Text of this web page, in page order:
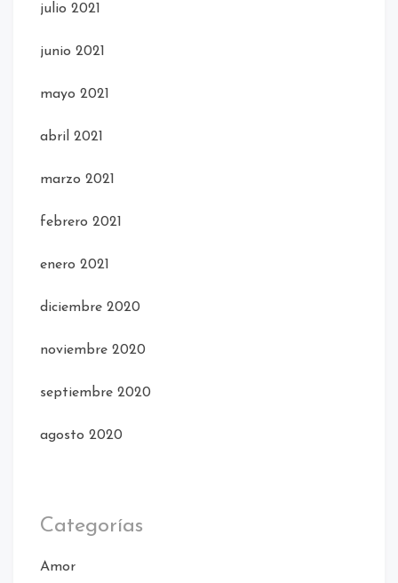
julio 2021
junio 2021
mayo 2021
abril 2021
marzo 2021
febrero 2021
enero 2021
diciembre 2020
noviembre 2020
septiembre 2020
agosto 2020
Categorías
Amor